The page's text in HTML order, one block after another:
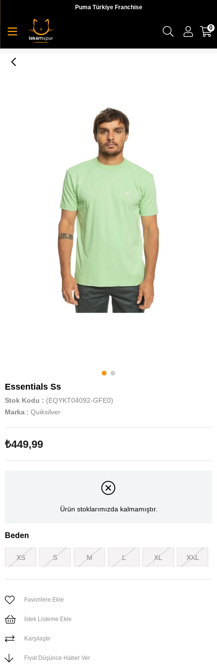
Puma Türkiye Franchise
0
Essentials Ss
Stok Kodu
(EQYKT04092-GFE0)
Marka : Quiksilver
₺449,99
Ürün stoklarımızda kalmamıştır.
Beden
XS S M L XL XXL
Favorilere Ekle
İstek Listeme Ekle
Karşılaştır
Fiyat Düşünce Haber Ver